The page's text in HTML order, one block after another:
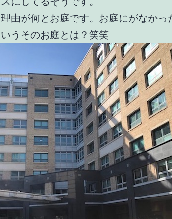
由が何とお庭です。お庭にがなかっ
うそのお庭とは？笑笑